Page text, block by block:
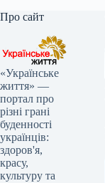
Про сайт
«Українське
життя» —
портал про
різні грані
буденності
українців:
здоров'я,
красу,
культуру та